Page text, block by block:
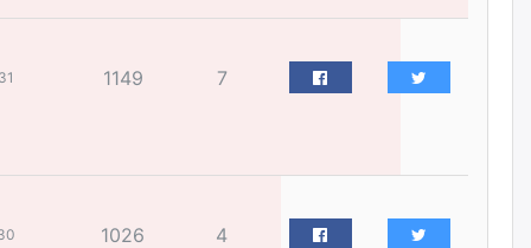
Морингийн давааны замаас
хүртэлх 1.5 км урт авто зам
ашиглалтад орлоо
Наймдугаар сард хэт халсны
орж болзошгүй байгаа тул үер
усны аюулаас сэрэмжилнэ үү
1149 7
1026 4